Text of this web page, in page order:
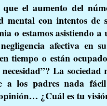
que el aumento del
mental con intentos de
o estamos asistiendo a
afectiva en
tiempo o están
La
a los padres nada
¿Cuál es tu